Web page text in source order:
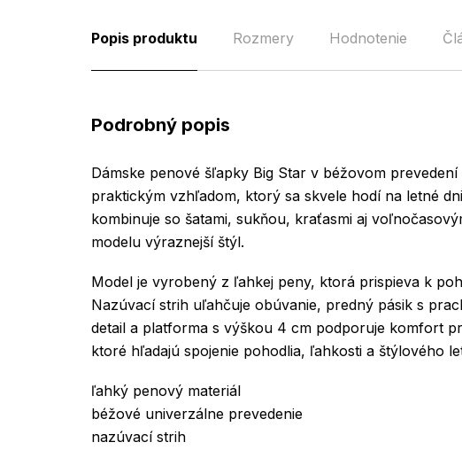
Popis produktu Rozmery Hodnotenie
Podrobný popis
Dámske penové šľapky Big Star v béžovom
praktickým vzhľadom, ktorý sa skvele hodí na letné
kombinuje so šatami, sukňou, kraťasmi aj
modelu výraznejší štýl.
Model je vyrobený z ľahkej peny, ktorá prispieva k
Nazúvací strih uľahčuje obúvanie, predný pásik s
detail a platforma s výškou 4 cm podporuje komfort
ktoré hľadajú spojenie pohodlia, ľahkosti a štýlového
ľahký penový materiál
béžové univerzálne prevedenie
nazúvací strih